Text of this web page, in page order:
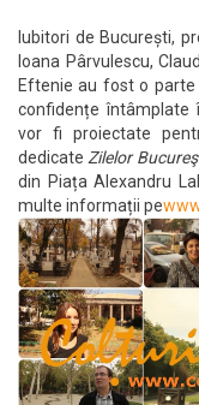
Iubitori de București,
Ioana Pârvulescu,
Eftenie au fost o
confidențe întâmplate
vor fi proiectate
dedicate Zilelor
din Piața Alexandru
multe informații pe